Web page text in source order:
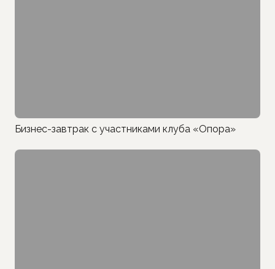
Бизнес-завтрак с участниками клуба «Опора»